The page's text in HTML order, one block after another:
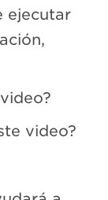
ejecutar
video?